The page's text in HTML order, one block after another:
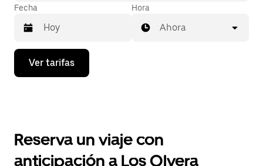
Fecha
Presiona
flecha
el
y
Hora
Ahora
Ver tarifas
Reserva un viaje con
anticipación a Los Olvera